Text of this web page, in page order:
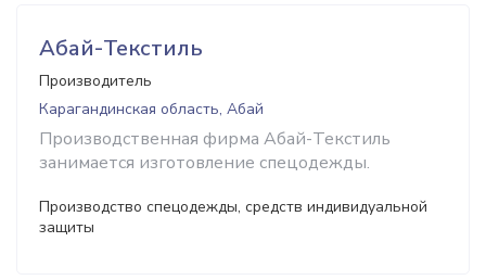
Абай-Текстиль
Производитель
Карагандинская область, Абай
Производственная фирма Абай-Текстиль
занимается изготовление спецодежды.
Производство спецодежды, средств индивидуальной
защиты